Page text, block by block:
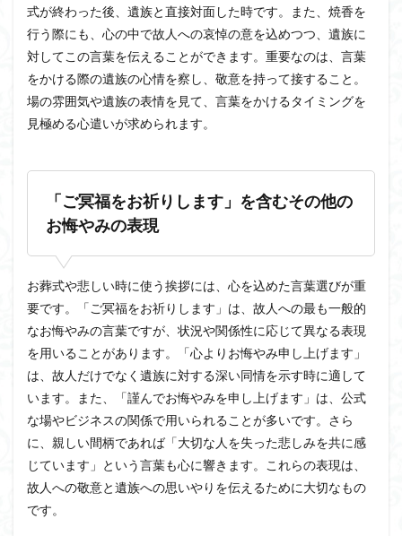
式が終わった後、遺族と直接対面した時です。また、焼香を
行う際にも、心の中で故人への哀悼の意を込めつつ、遺族に
対してこの言葉を伝えることができます。重要なのは、言葉
をかける際の遺族の心情を察し、敬意を持って接すること。
場の雰囲気や遺族の表情を見て、言葉をかけるタイミングを
見極める心遣いが求められます。
「ご冥福をお祈りします」を含むその他の
お悔やみの表現
お葬式や悲しい時に使う挨拶には、心を込めた言葉選びが重
要です。「ご冥福をお祈りします」は、故人への最も一般的
なお悔やみの言葉ですが、状況や関係性に応じて異なる表現
を用いることがあります。「心よりお悔やみ申し上げます」
は、故人だけでなく遺族に対する深い同情を示す時に適して
います。また、「謹んでお悔やみを申し上げます」は、公式
な場やビジネスの関係で用いられることが多いです。さら
に、親しい間柄であれば「大切な人を失った悲しみを共に感
じています」という言葉も心に響きます。これらの表現は、
故人への敬意と遺族への思いやりを伝えるために大切なもの
です。